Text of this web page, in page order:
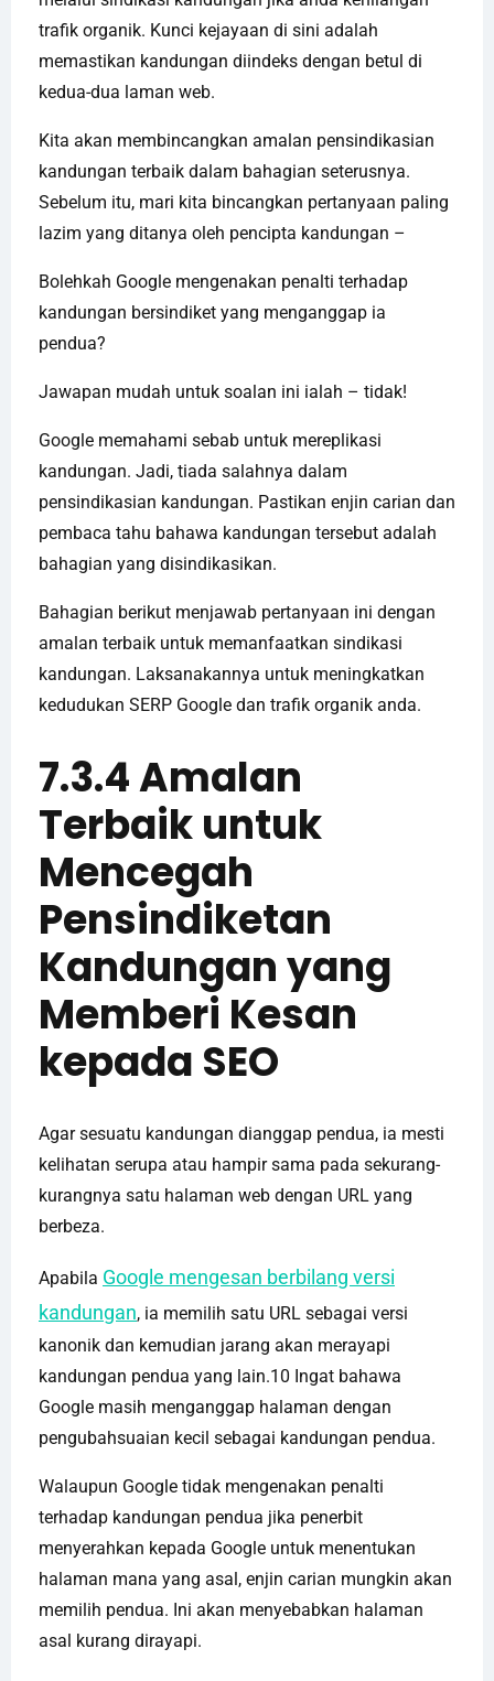
trafik organik. Kunci kejayaan di sini adalah
memastikan kandungan diindeks dengan betul di
kedua-dua laman web.
Kita akan membincangkan amalan pensindikasian
kandungan terbaik dalam bahagian seterusnya.
Sebelum itu, mari kita bincangkan pertanyaan paling
lazim yang ditanya oleh pencipta kandungan –
Bolehkah Google mengenakan penalti terhadap
kandungan bersindiket yang menganggap ia
pendua?
Jawapan mudah untuk soalan ini ialah – tidak!
Google memahami sebab untuk mereplikasi
kandungan. Jadi, tiada salahnya dalam
pensindikasian kandungan. Pastikan enjin carian dan
pembaca tahu bahawa kandungan tersebut adalah
bahagian yang disindikasikan.
Bahagian berikut menjawab pertanyaan ini dengan
amalan terbaik untuk memanfaatkan sindikasi
kandungan. Laksanakannya untuk meningkatkan
kedudukan SERP Google dan trafik organik anda.
7.3.4 Amalan
Terbaik untuk
Mencegah
Pensindiketan
Kandungan yang
Memberi Kesan
kepada SEO
Agar sesuatu kandungan dianggap pendua, ia mesti
kelihatan serupa atau hampir sama pada sekurang-
kurangnya satu halaman web dengan URL yang
berbeza.
Apabila Google mengesan berbilang versi
kandungan, ia memilih satu URL sebagai versi
kanonik dan kemudian jarang akan merayapi
kandungan pendua yang lain.10 Ingat bahawa
Google masih menganggap halaman dengan
pengubahsuaian kecil sebagai kandungan pendua.
Walaupun Google tidak mengenakan penalti
terhadap kandungan pendua jika penerbit
menyerahkan kepada Google untuk menentukan
halaman mana yang asal, enjin carian mungkin akan
memilih pendua. Ini akan menyebabkan halaman
asal kurang dirayapi.